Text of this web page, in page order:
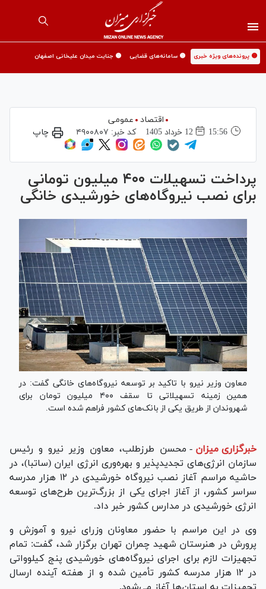
🟡 پرونده‌های ویژه خبری 🟡 سامانه‌های قضایی 🟡 جنایت میدان علیخانی اصفهان
اقتصاد
عمومی
15:56
12 خرداد 1405 کد خبر: ۴۹۰۰۸۰۷ چاپ
پرداخت تسهیلات ۴۰۰ میلیون تومانی
برای نصب نیروگاه‌های خورشیدی خانگی
معاون وزیر نیرو با تاکید بر توسعه نیروگاه‌های خانگی گفت: در
همین زمینه تسهیلاتی تا سقف ۴۰۰ میلیون تومان برای
شهروندان از طریق یکی از بانک‌های کشور فراهم شده است.
خبرگزاری میزان - محسن طرزطلب، معاون وزیر نیرو و رئیس
سازمان انرژی‌های تجدیدپذیر و بهره‌وری انرژی ایران (ساتبا)، در
حاشیه مراسم آغاز نصب نیروگاه خورشیدی در ۱۲ هزار مدرسه
سراسر کشور، از آغاز اجرای یکی از بزرگ‌ترین طرح‌های توسعه
انرژی خورشیدی در مدارس کشور خبر داد.
وی در این مراسم با حضور معاونان وزرای نیرو و آموزش و
پرورش در هنرستان شهید چمران تهران برگزار شد، گفت: تمام
تجهیزات لازم برای اجرای نیروگاه‌های خورشیدی پنج کیلوواتی
در ۱۲ هزار مدرسه کشور تأمین شده و از هفته آینده ارسال